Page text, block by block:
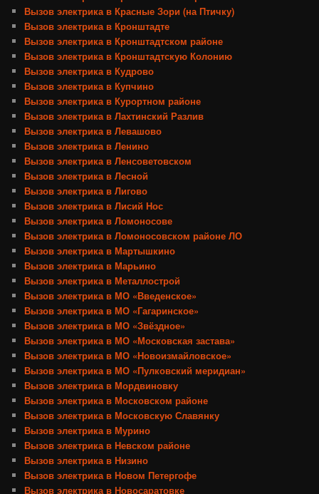
Вызов электрика в Красные Зори (на Птичку)
Вызов электрика в Кронштадте
Вызов электрика в Кронштадтском районе
Вызов электрика в Кронштадтскую Колонию
Вызов электрика в Кудрово
Вызов электрика в Купчино
Вызов электрика в Курортном районе
Вызов электрика в Лахтинский Разлив
Вызов электрика в Левашово
Вызов электрика в Ленино
Вызов электрика в Ленсоветовском
Вызов электрика в Лесной
Вызов электрика в Лигово
Вызов электрика в Лисий Нос
Вызов электрика в Ломоносове
Вызов электрика в Ломоносовском районе ЛО
Вызов электрика в Мартышкино
Вызов электрика в Марьино
Вызов электрика в Металлострой
Вызов электрика в МО «Введенское»
Вызов электрика в МО «Гагаринское»
Вызов электрика в МО «Звёздное»
Вызов электрика в МО «Московская застава»
Вызов электрика в МО «Новоизмайловское»
Вызов электрика в МО «Пулковский меридиан»
Вызов электрика в Мордвиновку
Вызов электрика в Московском районе
Вызов электрика в Московскую Славянку
Вызов электрика в Мурино
Вызов электрика в Невском районе
Вызов электрика в Низино
Вызов электрика в Новом Петергофе
Вызов электрика в Новосаратовке